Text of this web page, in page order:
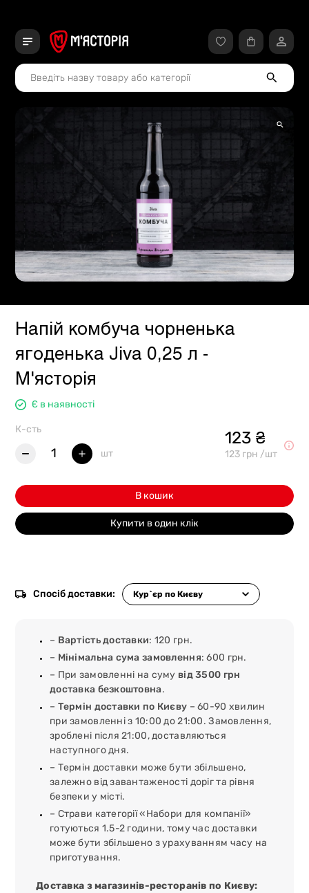
Напій комбуча чорненька
ягоденька Jiva 0,25 л -
М'ясторія
Є в наявності
К-сть
1 шт
123 ₴
123 грн /шт
В кошик
Купити в один клік
Спосіб доставки:
– Вартість доставки: 120 грн.
– Мінімальна сума замовлення: 600 грн.
– При замовленні на суму від 3500 грн
доставка безкоштовна.
– Термін доставки по Києву – 60-90 хвилин
при замовленні з 10:00 до 21:00. Замовлення,
зроблені після 21:00, доставляються
наступного дня.
– Термін доставки може бути збільшено,
залежно від завантаженості доріг та рівня
безпеки у місті.
– Страви категорії «Набори для компанії»
готуються 1.5-2 години, тому час доставки
може бути збільшено з урахуванням часу на
приготування.
Доставка з магазинів-ресторанів по Києву: